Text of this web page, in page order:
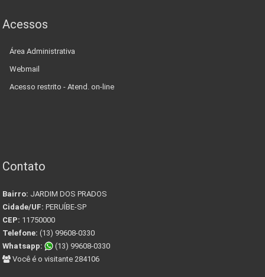
Acessos
Área Administrativa
Webmail
Acesso restrito - Atend. on-line
Contato
Bairro: JARDIM DOS PRADOS
Cidade/UF: PERUÍBE-SP
CEP: 11750000
Telefone: (13) 99608-0330
Whatsapp:
(13) 99608-0330
Você é o visitante 284106